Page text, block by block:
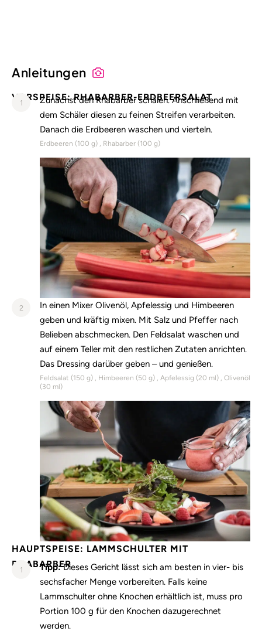
Anleitungen
VORSPEISE: RHABARBER-ERDBEERSALAT
1
Zunächst den Rhabarber schälen. Anschließend mit
dem Schäler diesen zu feinen Streifen verarbeiten.
Danach die Erdbeeren waschen und vierteln.
Erdbeeren (100 g) Rhabarber (100 g)
2
In einen Mixer Olivenöl, Apfelessig und Himbeeren
geben und kräftig mixen. Mit Salz und Pfeffer nach
Belieben abschmecken. Den Feldsalat waschen und
auf einem Teller mit den restlichen Zutaten anrichten.
Das Dressing darüber geben – und genießen.
Feldsalat (150 g) Himbeeren (50 g) Apfelessig (20 ml)
Olivenöl
(30 ml)
HAUPTSPEISE: LAMMSCHULTER MIT
RHABARBER
1 Tipp:Dieses Gericht lässt sich am besten in vier- bis
sechsfacher Menge vorbereiten. Falls keine
Lammschulter ohne Knochen erhältlich ist, muss pro
Portion 100 g für den Knochen dazugerechnet
werden.